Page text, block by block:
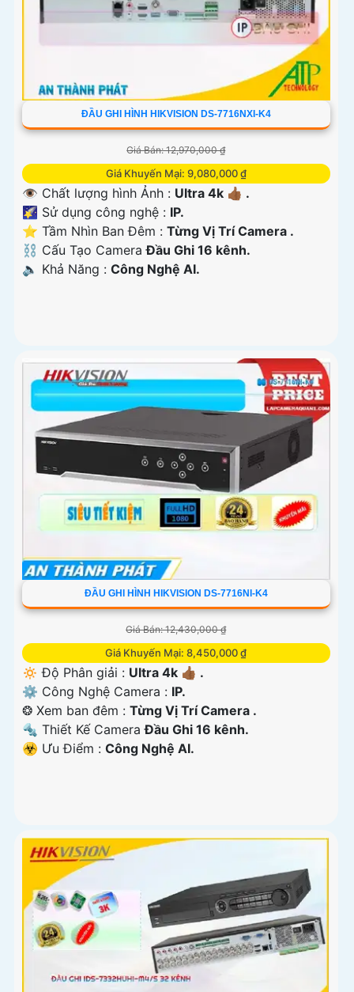
ĐẦU GHI HÌNH HIKVISION DS-7716NXI-K4
Giá Bán: 12,970,000 ₫
Giá Khuyến Mại: 9,080,000 ₫
👁 Chất lượng hình Ảnh : Ultra 4k 👍🏾 .
🌠 Sử dụng công nghệ : IP.
⭐ Tầm Nhìn Ban Đêm : Từng Vị Trí Camera .
⛓ Cấu Tạo CameraĐầu Ghi 16 kênh.
️🔈 Khả Năng : Công Nghệ AI.
ĐẦU GHI HÌNH HIKVISION DS-7716NI-K4
Giá Bán: 12,430,000 ₫
Giá Khuyến Mại: 8,450,000 ₫
🔅 Độ Phân giải : Ultra 4k 👍🏾 .
⚙ Công Nghệ Camera : IP.
❂ Xem ban đêm : Từng Vị Trí Camera .
🔩 Thiết Kế CameraĐầu Ghi 16 kênh.
️☣️ Ưu Điểm : Công Nghệ AI.